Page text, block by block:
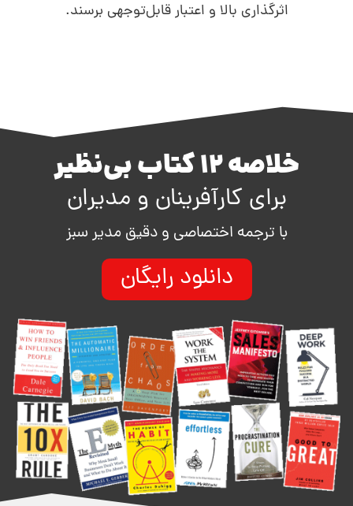
اثرگذاری بالا و اعتبار قابل‌توجهی برسند.
خلاصه 12 کتاب بی‌نظیر
برای کارآفرینان و مدیران
با ترجمه اختصاصی و دقیق مدیر سبز
دانلود رایگان